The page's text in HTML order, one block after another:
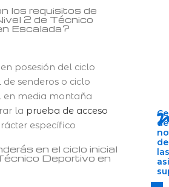
los requisitos de
2 de Técnico
Escalada?
en posesión del ciclo
de senderos o ciclo
en media montaña
la prueba de acceso
específico
en el ciclo inicial
Deportivo en
de
de
las